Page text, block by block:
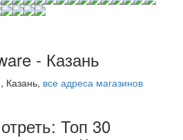
- Казань
Казань, все адреса магазинов
Топ 30